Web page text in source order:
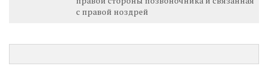
с правой ноздрей